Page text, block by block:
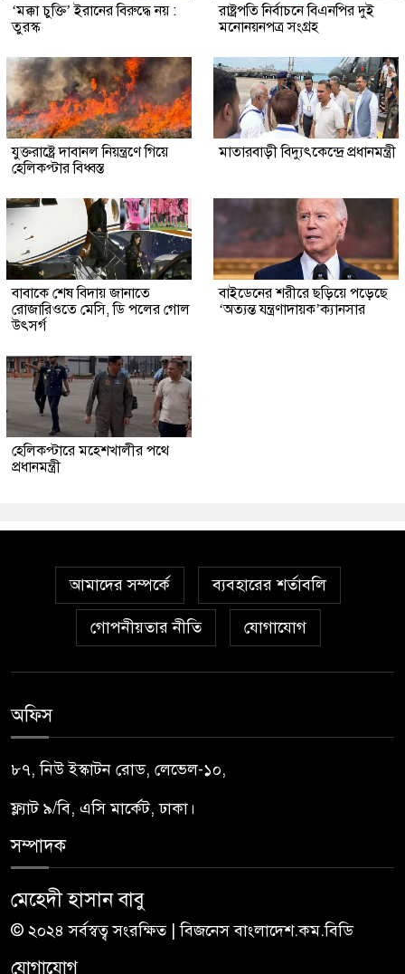
‘মক্কা চুক্তি’ ইরানের বিরুদ্ধে নয় :
তুরস্ক
রাষ্ট্রপতি নির্বাচনে বিএনপির দুই
মনোনয়নপত্র সংগ্রহ
যুক্তরাষ্ট্রে দাবানল নিয়ন্ত্রণে গিয়ে
হেলিকপ্টার বিধ্বস্ত
মাতারবাড়ী বিদ্যুৎকেন্দ্রে প্রধানমন্ত্রী
বাবাকে শেষ বিদায় জানাতে
রোজারিওতে মেসি, ডি পলের গোল
উৎসর্গ
বাইডেনের শরীরে ছড়িয়ে পড়েছে
‘অত্যন্ত যন্ত্রণাদায়ক’ক্যানসার
হেলিকপ্টারে মহেশখালীর পথে
প্রধানমন্ত্রী
আমাদের সম্পর্কে ব্যবহারের শর্তাবলি
গোপনীয়তার নীতি যোগাযোগ
অফিস
৮৭, নিউ ইস্কাটন রোড, লেভেল-১০,
ফ্ল্যাট ৯/বি, এসি মার্কেট, ঢাকা।
সম্পাদক
মেহেদী হাসান বাবু
© ২০২৪ সর্বস্বত্ব সংরক্ষিত | বিজনেস বাংলাদেশ.কম.বিডি
যোগাযোগ